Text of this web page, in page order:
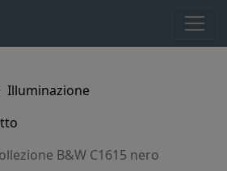
Illuminazione
B&W C1615 nero